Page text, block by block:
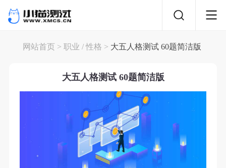
网站首页 > 职业 / 性格 > 大五人格测试 60题简洁版
大五人格测试 60题简洁版